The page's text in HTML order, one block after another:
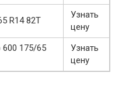
R14 82T
Узнать
цену
600 175/65
Узнать
цену